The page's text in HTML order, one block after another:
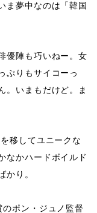
ま夢中なのは「韓国
優陣も巧いねー。女
ぷりもサイコーっ
。いまもだけど。ま
移してユニークな
なかハードボイルド
かり。
のポン・ジュノ監督